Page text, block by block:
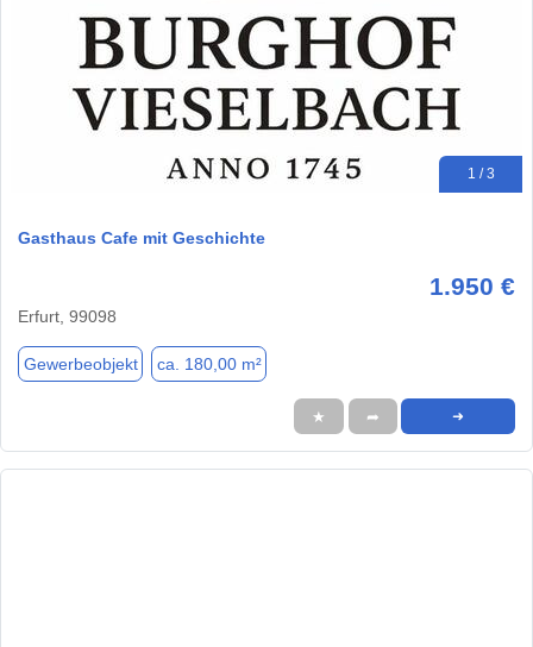
1 / 3
Gasthaus Cafe mit Geschichte
1.950 €
Erfurt, 99098
Gewerbeobjekt ca. 180,00 m²
★ ➦ ➜